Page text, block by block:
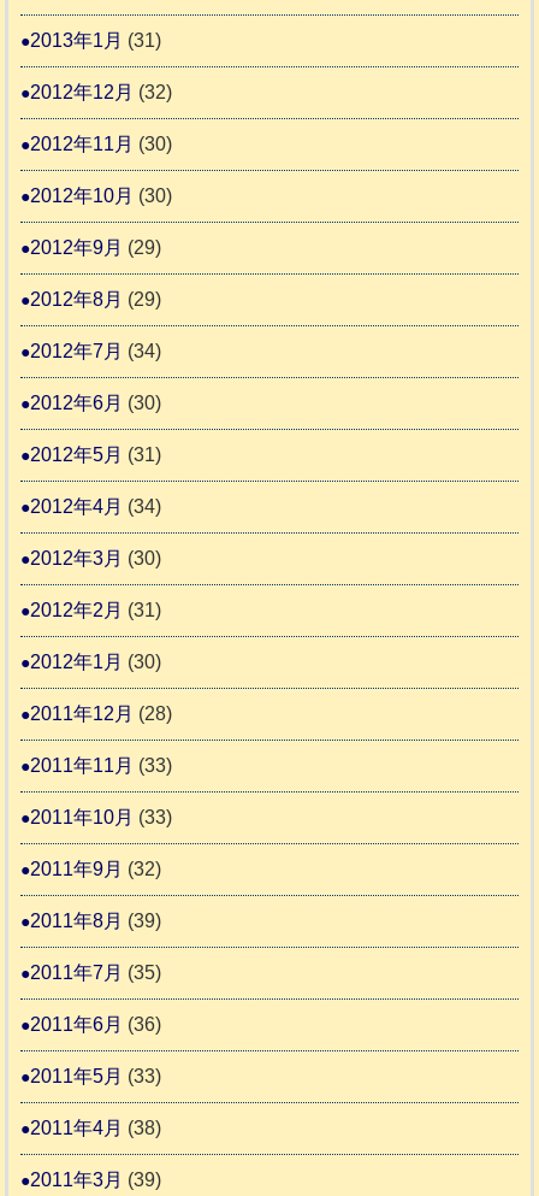
2013年1月 (31)
2012年12月 (32)
2012年11月 (30)
2012年10月 (30)
2012年9月 (29)
2012年8月 (29)
2012年7月 (34)
2012年6月 (30)
2012年5月 (31)
2012年4月 (34)
2012年3月 (30)
2012年2月 (31)
2012年1月 (30)
2011年12月 (28)
2011年11月 (33)
2011年10月 (33)
2011年9月 (32)
2011年8月 (39)
2011年7月 (35)
2011年6月 (36)
2011年5月 (33)
2011年4月 (38)
2011年3月 (39)